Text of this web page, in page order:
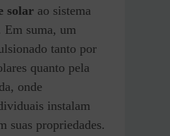
solar ao sistema
Em suma, um
tanto por
quanto pela
onde
instalam
suas propriedades.